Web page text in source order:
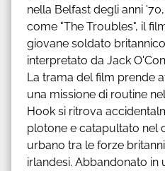
nella Belfast degli anni
come "The Troubles", il
giovane soldato
interpretato da Jack
La trama del film prende
una missione di routine
Hook si ritrova
plotone e catapultato nel
urbano tra le forze
irlandesi. Abbandonato in